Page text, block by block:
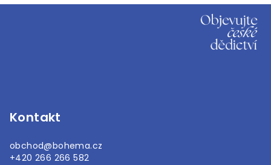
Kontakt
obchod@bohema.cz
+420 266 266 582